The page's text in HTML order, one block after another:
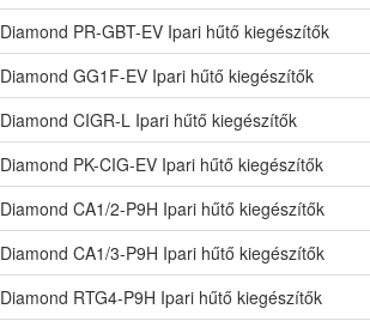
Diamond PR-GBT-EV Ipari hűtő kiegészítők
Diamond GG1F-EV Ipari hűtő kiegészítők
Diamond CIGR-L Ipari hűtő kiegészítők
Diamond PK-CIG-EV Ipari hűtő kiegészítők
Diamond CA1/2-P9H Ipari hűtő kiegészítők
Diamond CA1/3-P9H Ipari hűtő kiegészítők
Diamond RTG4-P9H Ipari hűtő kiegészítők